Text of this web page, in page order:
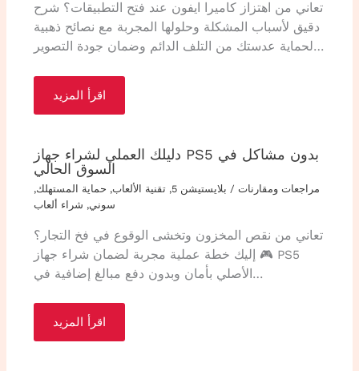
تعاني من اهتزاز كاميرا ايفون عند فتح التطبيقات؟ شرح
دقيق لأسباب المشكلة وحلولها المجربة مع نصائح ذهبية
لحماية عدستك من التلف الدائم وضمان جودة التصوير…
اقرأ المزيد
دليلك العملي لشراء جهاز PS5 بدون مشاكل في
السوق الحالي
مراجعات ومقارنات / بلايستيشن 5 ,تقنية الألعاب, حماية المستهلك,
سوني, شراء ألعاب
تعاني من نقص المخزون وتخشى الوقوع في فخ التجار؟
🎮 إليك خطة عملية مجربة لضمان شراء جهاز PS5
الأصلي بأمان وبدون دفع مبالغ إضافية في…
اقرأ المزيد